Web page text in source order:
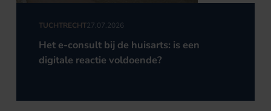
TUCHTRECHT27.07.2026
Het e-consult bij de huisarts: is een
digitale reactie voldoende?